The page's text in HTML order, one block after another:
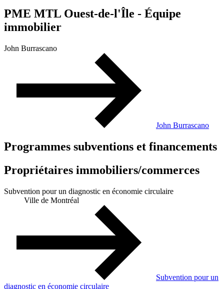
PME MTL Ouest-de-l'Île - Équipe
immobilier
John Burrascano
John Burrascano
Programmes subventions et financements
Propriétaires immobiliers/commerces
Subvention pour un diagnostic en économie circulaire
Ville de Montréal
Subvention pour un
diagnostic en économie circulaire